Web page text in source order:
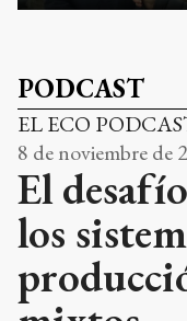
PODCAST
EL ECO
8 de noviembre de
El
los